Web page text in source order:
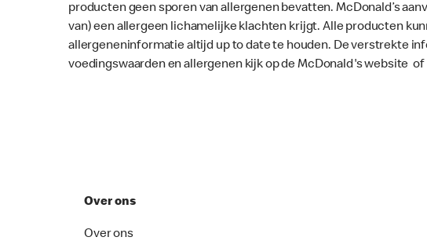
producten geen sporen van allergenen bevatten. McDonald’s
van) een allergeen lichamelijke klachten krijgt. Alle producten
allergeneninformatie altijd up to date te houden. De verstrekte
voedingswaarden en allergenen kijk op de McDonald's website
Over ons
Over ons